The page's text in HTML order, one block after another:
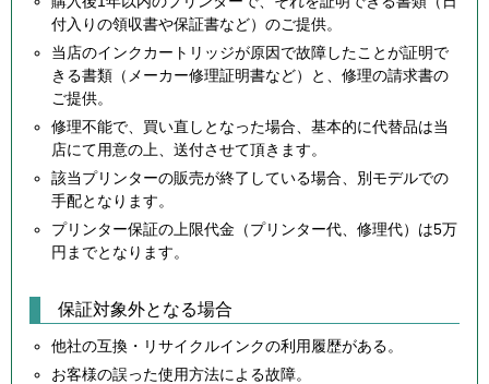
付入りの領収書や保証書など）のご提供。
当店のインクカートリッジが原因で故障したことが証明で
きる書類（メーカー修理証明書など）と、修理の請求書の
ご提供。
修理不能で、買い直しとなった場合、基本的に代替品は当
店にて用意の上、送付させて頂きます。
該当プリンターの販売が終了している場合、別モデルでの
手配となります。
プリンター保証の上限代金（プリンター代、修理代）は5万
円までとなります。
保証対象外となる場合
他社の互換・リサイクルインクの利用履歴がある。
お客様の誤った使用方法による故障。